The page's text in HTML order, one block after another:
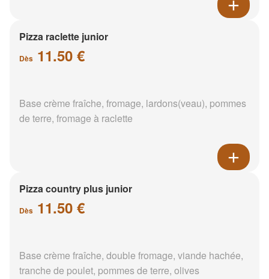
Pizza raclette junior
Dès 11.50 €
Base crème fraîche, fromage, lardons(veau), pommes
de terre, fromage à raclette
Pizza country plus junior
Dès 11.50 €
Base crème fraîche, double fromage, viande hachée,
tranche de poulet, pommes de terre, olives